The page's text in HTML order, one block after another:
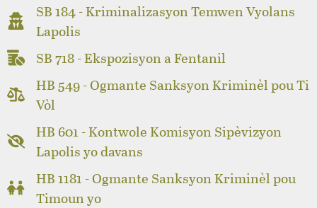
SB 184 - Kriminalizasyon Temwen Vyolans
Lapolis
SB 718 - Ekspozisyon a Fentanil
HB 549 - Ogmante Sanksyon Kriminèl pou Ti
Vòl
HB 601 - Kontwole Komisyon Sipèvizyon
Lapolis yo davans
HB 1181 - Ogmante Sanksyon Kriminèl pou
Timoun yo